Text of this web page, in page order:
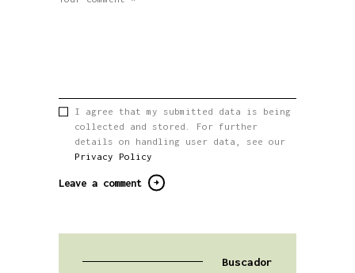
I agree that my submitted data is being
collected and stored. For further
details on handling user data, see our
Privacy Policy
Buscador